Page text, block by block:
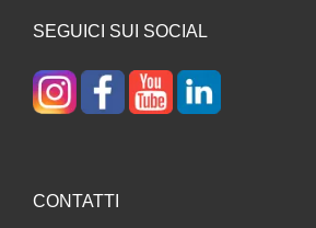
SEGUICI SUI SOCIAL
CONTATTI